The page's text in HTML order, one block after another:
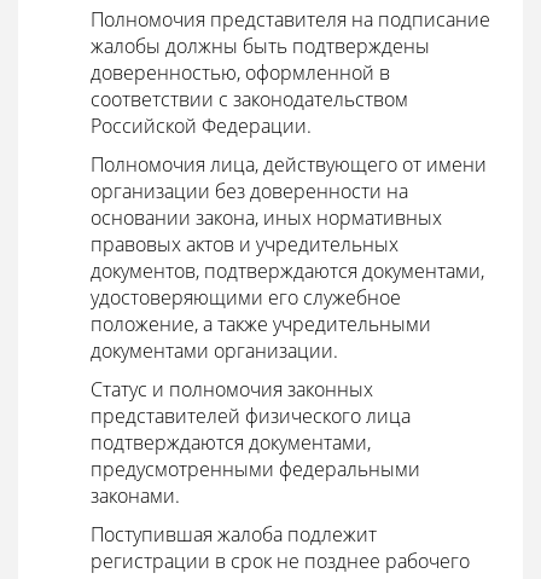
Полномочия представителя на подписание
жалобы должны быть подтверждены
доверенностью, оформленной в
соответствии с законодательством
Российской Федерации.
Полномочия лица, действующего от имени
организации без доверенности на
основании закона, иных нормативных
правовых актов и учредительных
документов, подтверждаются документами,
удостоверяющими его служебное
положение, а также учредительными
документами организации.
Статус и полномочия законных
представителей физического лица
подтверждаются документами,
предусмотренными федеральными
законами.
Поступившая жалоба подлежит
регистрации в срок не позднее рабочего